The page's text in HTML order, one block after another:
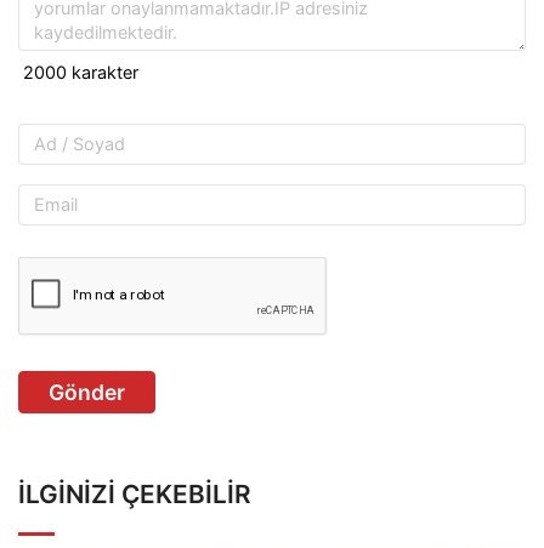
Gönder
İLGINIZI ÇEKEBILIR